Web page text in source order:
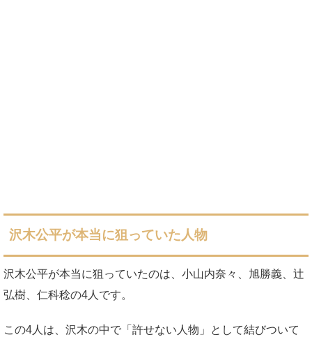
沢木公平が本当に狙っていた人物
沢木公平が本当に狙っていたのは、小山内奈々、旭勝義、辻
弘樹、仁科稔の4人です。
この4人は、沢木の中で「許せない人物」として結びついて